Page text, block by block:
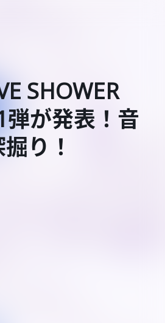
SHOWER
が発表！音
掘り！